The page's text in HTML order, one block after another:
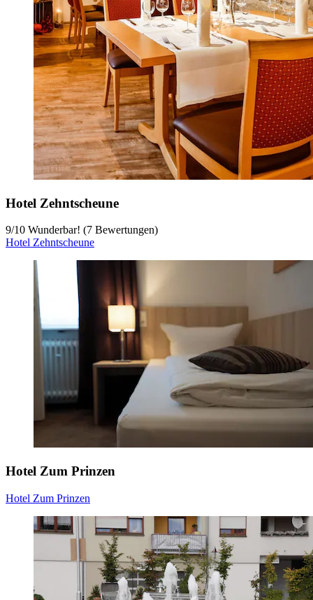
Hotel Zehntscheune
9/10 Wunderbar! (7 Bewertungen)
Hotel Zehntscheune
Hotel Zum Prinzen
Hotel Zum Prinzen